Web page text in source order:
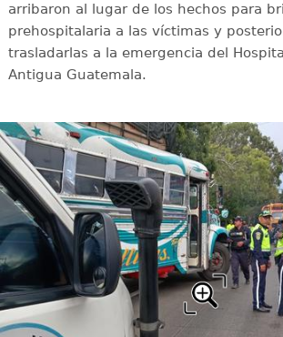
arribaron al lugar de los hechos para
prehospitalaria a las víctimas y
trasladarlas a la emergencia del
Antigua Guatemala.